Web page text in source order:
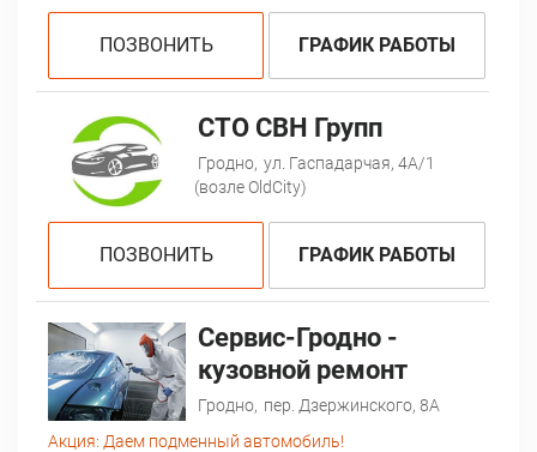
ПОЗВОНИТЬ ГРАФИК РАБОТЫ
CTO СВН Групп
Гродно, ул. Гаспадарчая, 4А/1
(возле OldCity)
ПОЗВОНИТЬ ГРАФИК РАБОТЫ
Сервис-Гродно -
кузовной ремонт
Гродно, пер. Дзержинского, 8А
Акция: Даем подменный автомобиль!